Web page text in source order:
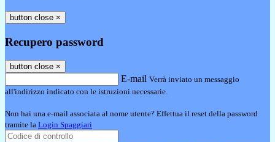
button close ×
Recupero password
button close ×
E-mail Verrà inviato un messaggio
all'indirizzo indicato con le istruzioni necessarie.
Non hai una e-mail associata al nome utente? Effettua il reset della password
tramite la Login Spaggiari